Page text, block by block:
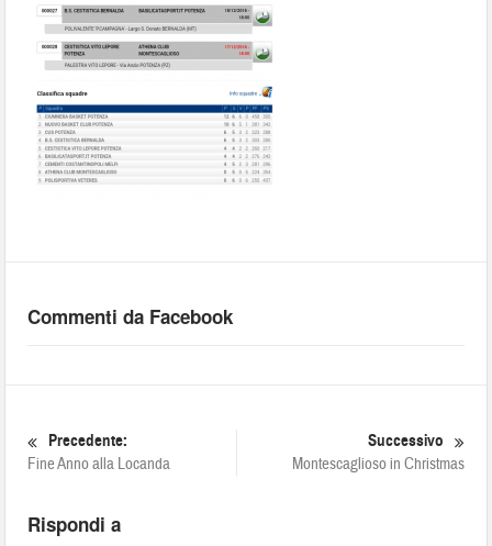
Commenti da Facebook
Precedente:
Fine Anno alla Locanda
Successivo
Montescaglioso in Christmas
Rispondi a